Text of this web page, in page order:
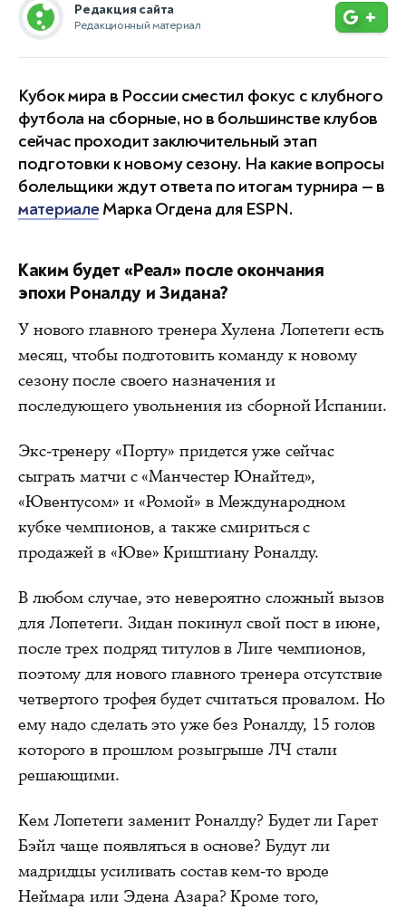
Редакция сайта
Редакционный материал +
Кубок мира в России сместил фокус с клубного
футбола на сборные, но в большинстве клубов
сейчас проходит заключительный этап
подготовки к новому сезону. На какие вопросы
болельщики ждут ответа по итогам турнира — в
материале Марка Огдена для ESPN.
Каким будет «Реал» после окончания
эпохи Роналду и Зидана?
У нового главного тренера Хулена Лопетеги есть
месяц, чтобы подготовить команду к новому
сезону после своего назначения и
последующего увольнения из сборной Испании.
Экс-тренеру «Порту» придется уже сейчас
сыграть матчи с «Манчестер Юнайтед»,
«Ювентусом» и «Ромой» в Международном
кубке чемпионов, а также смириться с
продажей в «Юве» Криштиану Роналду.
В любом случае, это невероятно сложный вызов
для Лопетеги. Зидан покинул свой пост в июне,
после трех подряд титулов в Лиге чемпионов,
поэтому для нового главного тренера отсутствие
четвертого трофея будет считаться провалом. Но
ему надо сделать это уже без Роналду, 15 голов
которого в прошлом розыгрыше ЛЧ стали
решающими.
Кем Лопетеги заменит Роналду? Будет ли Гарет
Бэйл чаще появляться в основе? Будут ли
мадридцы усиливать состав кем-то вроде
Неймара или Эдена Азара? Кроме того,